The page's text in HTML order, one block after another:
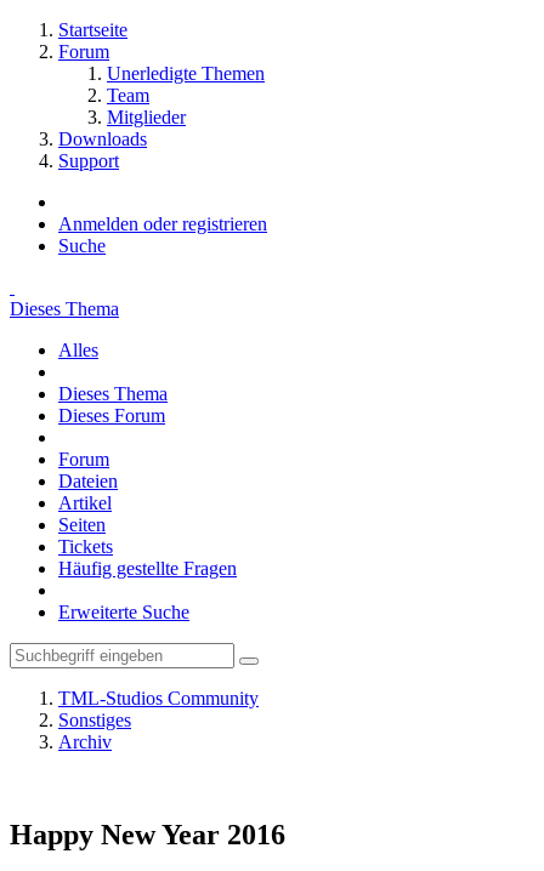
Startseite
Forum
Unerledigte Themen
Team
Mitglieder
Downloads
Support
Anmelden oder registrieren
Suche
Dieses Thema
Alles
Dieses Thema
Dieses Forum
Forum
Dateien
Artikel
Seiten
Tickets
Häufig gestellte Fragen
Erweiterte Suche
TML-Studios Community
Sonstiges
Archiv
Happy New Year 2016